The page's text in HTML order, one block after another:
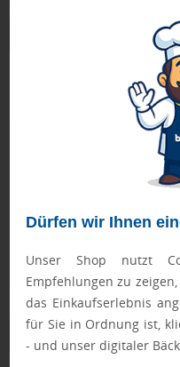
Dürfen wir Ihnen
Unser Shop nutzt
Empfehlungen zu
das Einkaufserlebnis
für Sie in Ordnung ist,
- und unser digitaler
Produktbeschreibung
mit weißem Papier und
Papiereinleger 1-seitig, 4c
Nur Produkte, die
Zusatzinformation